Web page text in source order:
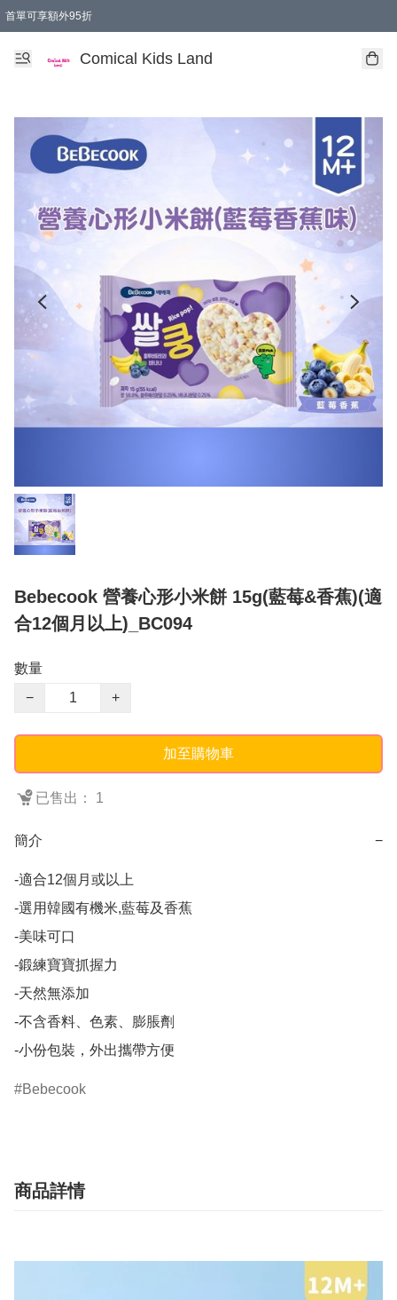
首單可享額外95折
Comical Kids Land
Bebecook 營養心形小米餅 15g(藍莓&香蕉)(適
合12個月以上)_BC094
數量
−
+
加至購物車
已售出： 1
簡介 −
-適合12個月或以上
-選用韓國有機米,藍莓及香蕉
-美味可口
-鍛練寶寶抓握力
-天然無添加
-不含香料、色素、膨脹劑
-小份包裝，外出攜帶方便
Bebecook
商品詳情